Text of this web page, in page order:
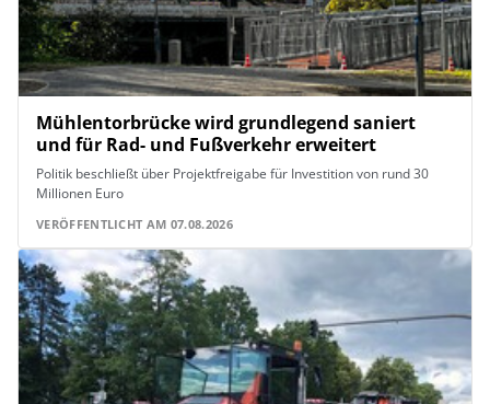
Mühlentorbrücke wird grundlegend saniert
und für Rad- und Fußverkehr erweitert
Politik beschließt über Projektfreigabe für Investition von rund 30
Millionen Euro
VERÖFFENTLICHT AM 07.08.2026